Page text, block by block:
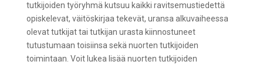
tutkijoiden työryhmä kutsuu kaikki ravitsemustiedettä
opiskelevat, väitöskirjaa tekevät, uransa alkuvaiheessa
olevat tutkijat tai tutkijan urasta kiinnostuneet
tutustumaan toisiinsa sekä nuorten tutkijoiden
toimintaan. Voit lukea lisää nuorten tutkijoiden